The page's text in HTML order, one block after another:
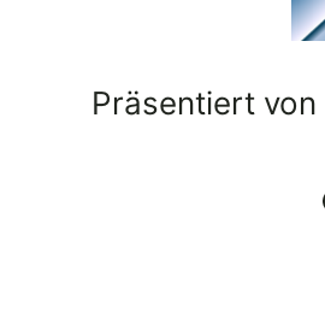
Präsentiert von